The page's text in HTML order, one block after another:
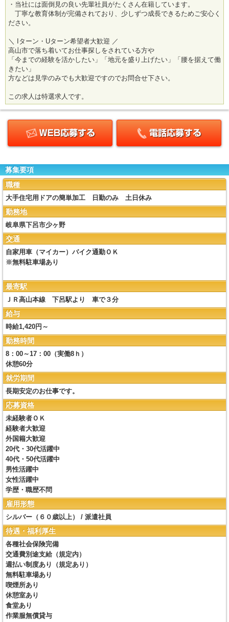
・当社には面倒見の良い先輩社員がたくさん在籍しています。
丁寧な教育体制が完備されており、少しずつ成長できるためご安心く
ださい。
＼ Iターン・Uターン希望者大歓迎 ／
高山市で落ち着いてお仕事探しをされている方や
「今までの経験を活かしたい」「地元を盛り上げたい」「腰を据えて働
きたい」
方などは見学のみでも大歓迎ですのでお問合せ下さい。
この求人は特選求人です。
募集要項
職種
大手住宅用ドアの簡単加工 日勤のみ 土日休み
勤務地
岐阜県下呂市少ヶ野
交通
自家用車（マイカー）バイク通勤ＯＫ
※無料駐車場あり
最寄駅
ＪＲ高山本線 下呂駅より 車で３分
給与
時給1,420円～
勤務時間
8：00～17：00（実働8ｈ）
休憩60分
就労期間
長期安定のお仕事です。
応募資格
未経験者ＯＫ
経験者大歓迎
外国籍大歓迎
20代・30代活躍中
40代・50代活躍中
男性活躍中
女性活躍中
学歴・職歴不問
雇用形態
シルバー（６０歳以上） / 派遣社員
待遇・福利厚生
各種社会保険完備
交通費別途支給（規定内）
週払い制度あり（規定あり）
無料駐車場あり
喫煙所あり
休憩室あり
食堂あり
作業服無償貸与